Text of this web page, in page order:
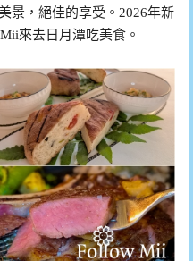
景，絕佳的享受。2026年新
來去日月潭吃美食。